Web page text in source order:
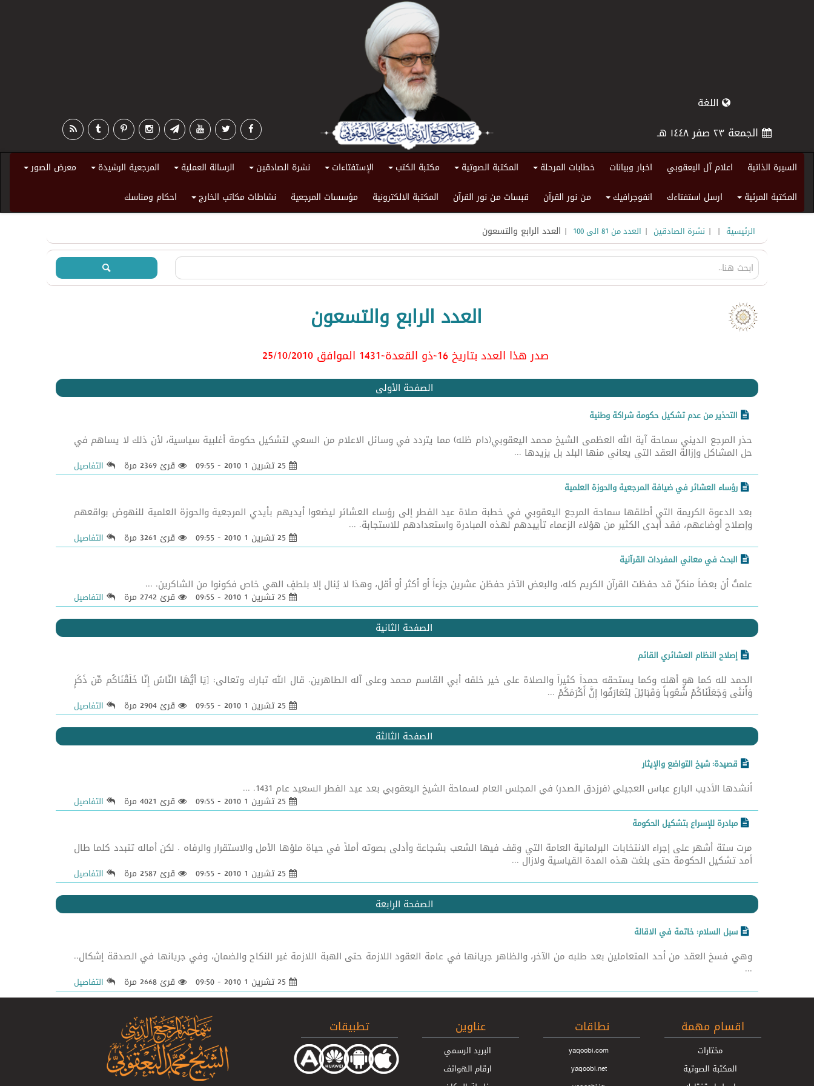
اللغة
الجمعة ٢٣ صفر ١٤٤٨ هـ
السيرة الذاتية اعلام آل اليعقوبي اخبار وبيانات خطابات المرحلة المكتبة الصوتية مكتبة الكتب الإستفتاءات نشرة الصادقين الرسالة العملية المرجعية الرشيدة معرض الصور
المكتبة المرئية ارسل استفتاءك انفوجرافيك من نور القرآن قبسات من نور القرآن المكتبة الالكترونية مؤسسات المرجعية نشاطات مكاتب الخارج احكام ومناسك
الرئيسية |
| نشرة الصادقين | العدد من 81 الى 100 | العدد الرابع والتسعون
العدد الرابع والتسعون
صدر هذا العدد بتاريخ 16-ذو القعدة-1431 الموافق 25/10/2010
الصفحة الأولى
التحذير من عدم تشكيل حكومة شراكة وطنية
حذر المرجع الديني سماحة آية الله العظمى الشيخ محمد اليعقوبي(دام ظله) مما يتردد في وسائل الاعلام من السعي لتشكيل حكومة أغلبية سياسية، لأن ذلك لا يساهم في
حل المشاكل وإزالة العقد التي يعاني منها البلد بل يزيدها ...
قرئ 2369 مرة
التفاصيل
رؤساء العشائر في ضيافة المرجعية والحوزة العلمية
بعد الدعوة الكريمة التي أطلقها سماحة المرجع اليعقوبي في خطبة صلاة عيد الفطر إلى رؤساء العشائر ليضعوا أيديهم بأيدي المرجعية والحوزة العلمية للنهوض بواقعهم
وإصلاح أوضاعهم، فقد أبدى الكثير من هؤلاء الزعماء تأييدهم لهذه المبادرة واستعدادهم للاستجابة. ...
قرئ 3261 مرة
التفاصيل
البحث في معاني المفردات القرآنية
علمتُ أن بعضاً منكنّ قد حفظت القرآن الكريم كله، والبعض الآخر حفظن عشرين جزءاً أو أكثر أو أقل، وهذا لا يُنال إلا بلطفٍ الهي خاص فكونوا من الشاكرين. ...
قرئ 2742 مرة التفاصيل
الصفحة الثانية
إصلاح النظام العشائري القائم
الحمد لله كما هو أهله وكما يستحقه حمداً كثيراً والصلاة على خير خلقه أبي القاسم محمد وعلى آله الطاهرين. قال الله تبارك وتعالى: [يَا أَيُّهَا النَّاسُ إِنَّا خَلَقْنَاكُم مِّن ذَكَرٍ
وَأُنثَى وَجَعَلْنَاكُمْ شُعُوباً وَقَبَائِلَ لِتَعَارَفُوا إِنَّ أَكْرَمَكُمْ ...
قرئ 2904 مرة التفاصيل
الصفحة الثالثة
قصيدة: شيخ التواضع والإيثار
أنشدها الأديب البارع عباس العجيلي (فرزدق الصدر) في المجلس العام لسماحة الشيخ اليعقوبي بعد عيد الفطر السعيد عام 1431. ...
قرئ 4021 مرة
التفاصيل
مبادرة للإسراع بتشكيل الحكومة
مرت ستة أشهر على إجراء الانتخابات البرلمانية العامة التي وقف فيها الشعب بشجاعة وأدلى بصوته أملاً في حياة ملؤها الأمل والاستقرار والرفاه . لكن أماله تتبدد كلما طال
أمد تشكيل الحكومة حتى بلغت هذه المدة القياسية ولازال ...
قرئ 2587 مرة التفاصيل
الصفحة الرابعة
سبل السلام: خاتمة في الاقالة
وهي فسخ العقد من أحد المتعاملين بعد طلبه من الآخر، والظاهر جريانها في عامة العقود اللازمة حتى الهبة اللازمة غير النكاح والضمان، وفي جريانها في الصدقة إشكال..
...
قرئ 2668 مرة التفاصيل
اقسام مهمة
مختارات
المكتبة الصوتية
نطاقات
yaqoobi.com
yaqoobi.net
عناوين
البريد الرسمي
ارقام الهواتف
تطبيقات